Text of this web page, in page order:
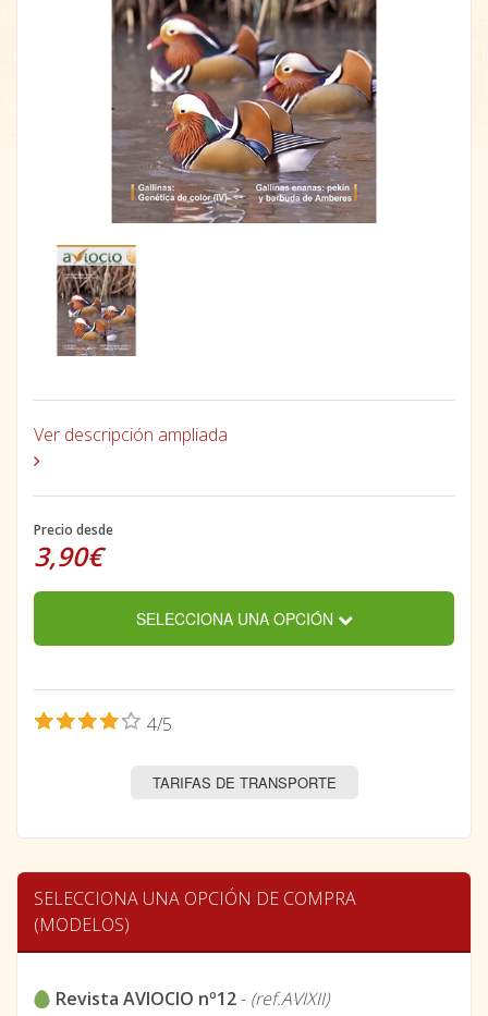
Ver descripción ampliada
Precio desde
3,90€
SELECCIONA UNA OPCIÓN
4/5
TARIFAS DE TRANSPORTE
SELECCIONA UNA OPCIÓN DE COMPRA
(MODELOS)
Revista AVIOCIO nº12- (ref.AVIXII)